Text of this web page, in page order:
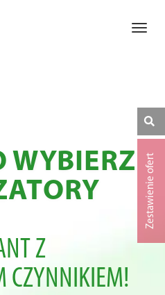
WYBIERZ
Z
CZYNNIKIEM!
Zestawienie ofert